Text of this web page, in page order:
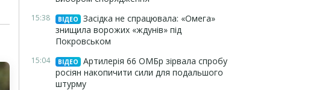
15:38 ВІДЕО
Засідка не спрацювала: «Омега»
знищила ворожих «ждунів» під
Покровськом
15:04 ВІДЕО
Артилерія 66 ОМБр зірвала спробу
росіян накопичити сили для подальшого
штурму